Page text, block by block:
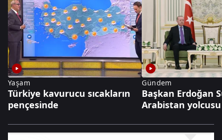
Yaşam
Türkiye kavurucu sıcakların
pençesinde
Gündem
Başkan Erdoğan
Arabistan yolcusu